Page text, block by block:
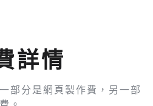
詳情
部分是網頁製作費，另一部